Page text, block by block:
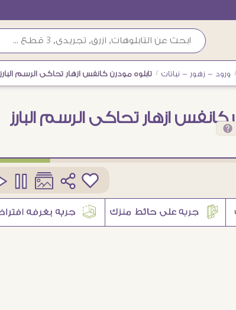
/ ورود - زهور - نباتات / تابلوه مودرن كانفس ازهار تحاكى الرسم البارز
كانفس ازهار تحاكى الرسم البارز
6